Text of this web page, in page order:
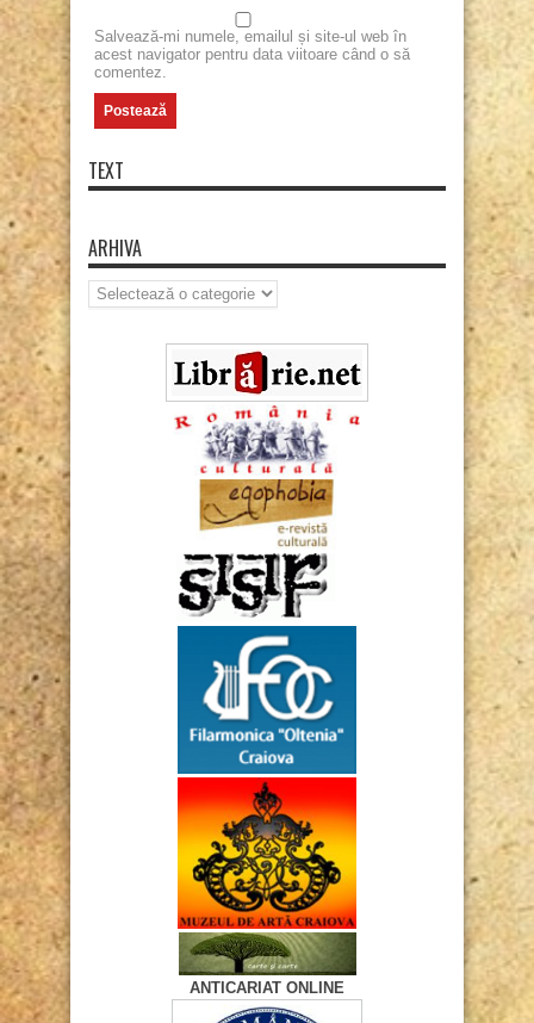
Salvează-mi numele, emailul și site-ul web în
acest navigator pentru data viitoare când o să
comentez.
TEXT
ARHIVA
Arhiva
ANTICARIAT ONLINE